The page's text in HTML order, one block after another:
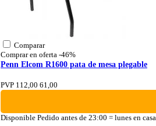
Comparar
Comprar en oferta -46%
Penn Elcom R1600 pata de mesa plegable
PVP 112,00 61,00
Disponible Pedido antes de 23:00 = lunes en casa